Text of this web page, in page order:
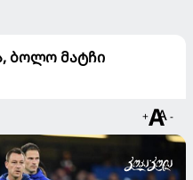
ბოლო მატჩი
+ -